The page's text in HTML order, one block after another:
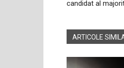
candidat al
ARTICOLE